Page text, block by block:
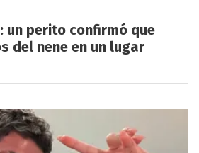
un perito confirmó que
del nene en un lugar